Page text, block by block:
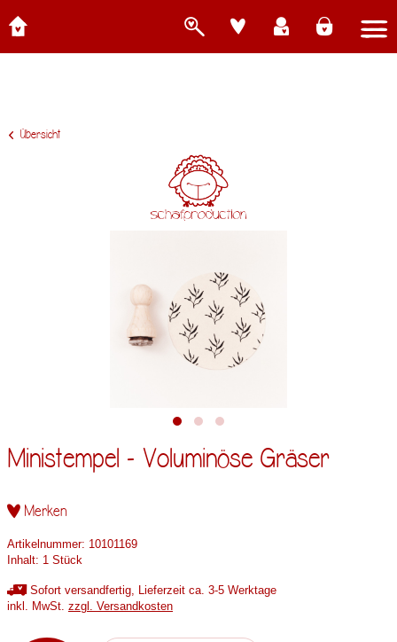
Übersicht
Ministempel - Voluminöse Gräser
Merken
Artikelnummer: 10101169
Inhalt: 1 Stück
Sofort versandfertig, Lieferzeit ca. 3-5 Werktage
inkl. MwSt. zzgl. Versandkosten